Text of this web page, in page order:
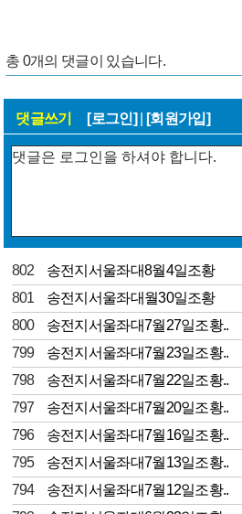
총 0개의 댓글이 있습니다.
댓글쓰기 [로그인] [회원가입]
802 송전지서울좌대8월4일조황
801
송전지서울좌대월30일조황
800
송전지서울좌대7월27일조황..
799
송전지서울좌대7월23일조황..
798
송전지서울좌대7월22일조황..
797
송전지서울좌대7월20일조황..
796
송전지서울좌대7월16일조황..
795
송전지서울좌대7월13일조황..
794
송전지서울좌대7월12일조황..